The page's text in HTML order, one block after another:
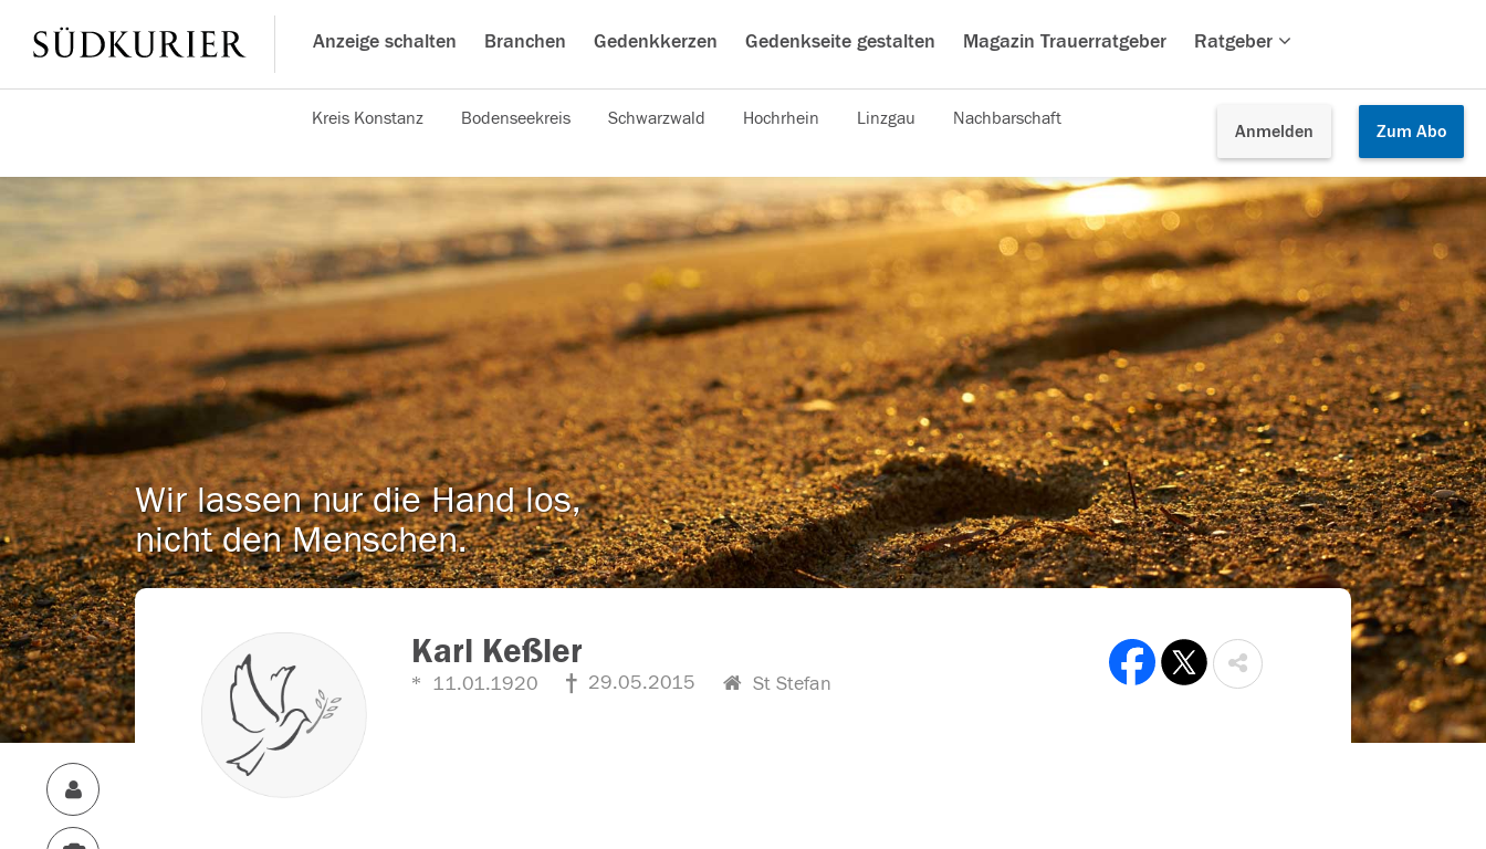
Anzeige schalten Branchen Gedenkkerzen Gedenkseite gestalten Magazin Trauerratgeber Ratgeber
Anmelden Zum Abo
Kreis Konstanz Bodenseekreis Schwarzwald Hochrhein Linzgau Nachbarschaft
Wir lassen nur die Hand los,
nicht den Menschen.
Karl Keßler
11.01.1920 29.05.2015 St Stefan